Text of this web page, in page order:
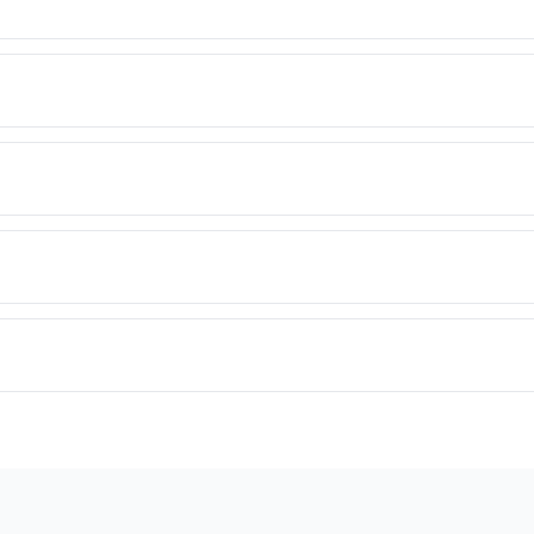
και τις integrations.
φυσική γλώσσα — δεν χρειάζεται ο χρήστης να
(ρωτώντας σχετικές ερωτήσεις πριν περάσουν σε agent),
βάσει αναγκών, να βοηθά με sizing/availability, να
κατά μέσο όρο.
γραμμή, automatic escalation σε human agent όταν χρειάζεται.
με τον χρόνο. Κάθε συνομιλία παρέχει data για
NLP): 3-8 εβδομάδες ανάπτυξη, εφάπαξ €2.000-€15.000,